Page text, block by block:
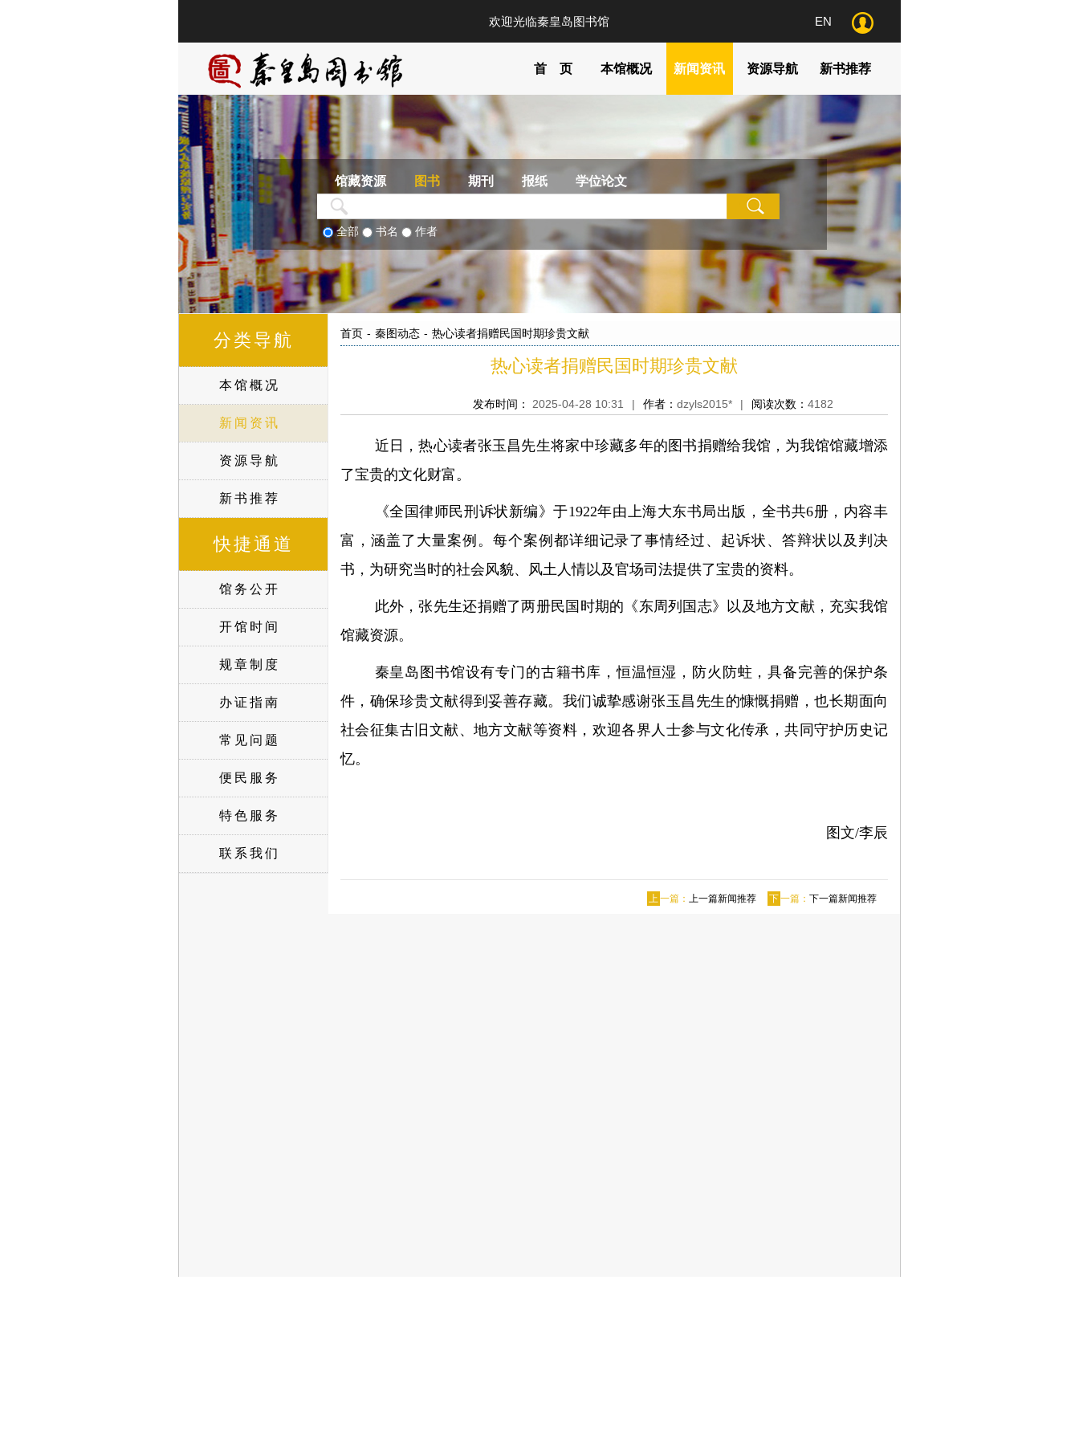
欢迎光临秦皇岛图书馆 EN
首 页 本馆概况 新闻资讯 资源导航 新书推荐
馆藏资源 图书 期刊 报纸 学位论文
全部 书名 作者
分类导航
本馆概况
新闻资讯
资源导航
新书推荐
快捷通道
馆务公开
开馆时间
规章制度
办证指南
常见问题
便民服务
特色服务
联系我们
首页 - 秦图动态 - 热心读者捐赠民国时期珍贵文献
热心读者捐赠民国时期珍贵文献
发布时间： 2025-04-28 10:31 | 作者： dzyls2015* | 阅读次数： 4182
近日，热心读者张玉昌先生将家中珍藏多年的图书捐赠给我馆，为我馆馆藏增添
了宝贵的文化财富。
《全国律师民刑诉状新编》于1922年由上海大东书局出版，全书共6册，内容丰
富，涵盖了大量案例。每个案例都详细记录了事情经过、起诉状、答辩状以及判决
书，为研究当时的社会风貌、风土人情以及官场司法提供了宝贵的资料。
此外，张先生还捐赠了两册民国时期的《东周列国志》以及地方文献，充实我馆
馆藏资源。
秦皇岛图书馆设有专门的古籍书库，恒温恒湿，防火防蛀，具备完善的保护条
件，确保珍贵文献得到妥善存藏。我们诚挚感谢张玉昌先生的慷慨捐赠，也长期面向
社会征集古旧文献、地方文献等资料，欢迎各界人士参与文化传承，共同守护历史记
忆。
图文/李辰
下一篇： 下一篇新闻推荐
上一篇： 上一篇新闻推荐